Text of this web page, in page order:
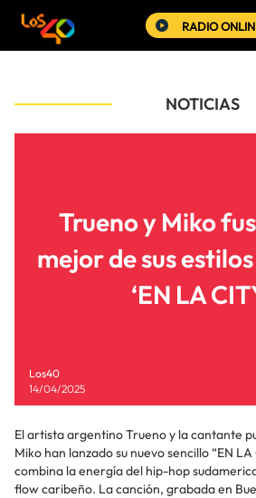
RADIO
NOTICIAS
Trueno y Miko
mejor de sus
‘EN LA
Los40
14/04/2025
El artista argentino Trueno y la cantante
Miko han lanzado su nuevo sencillo “EN
combina la energía del hip-hop
flow caribeño. La canción, grabada en